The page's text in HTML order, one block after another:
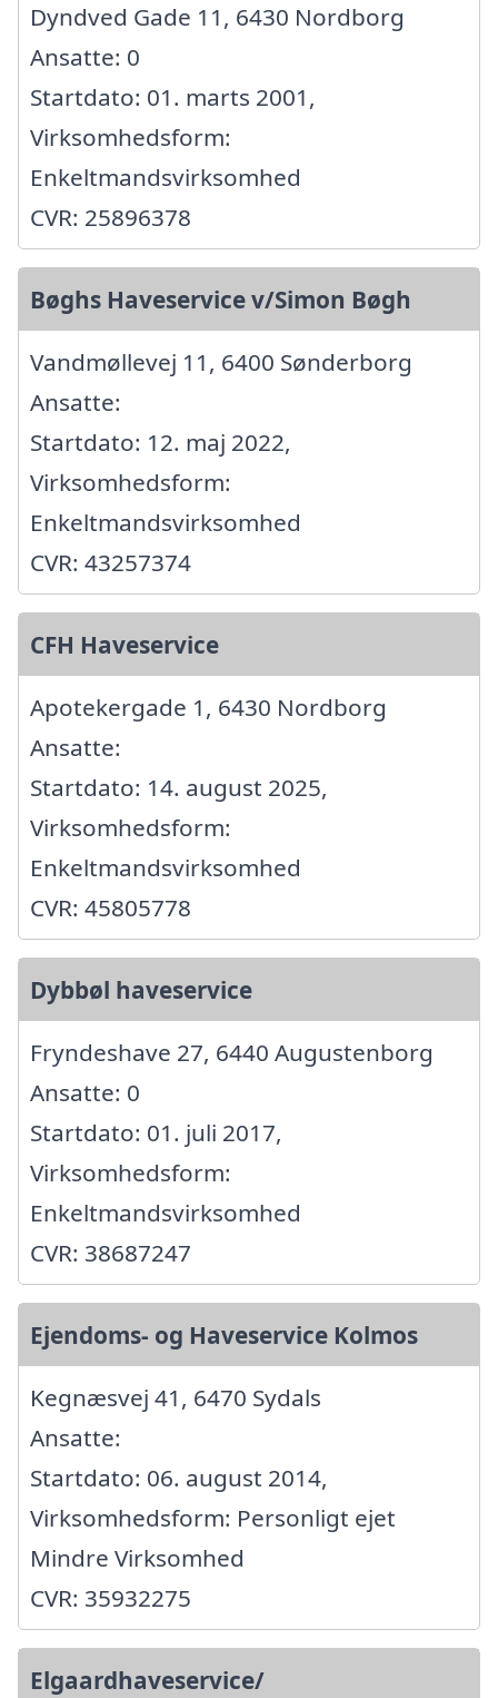
Dyndved Gade 11, 6430 Nordborg
Ansatte: 0
Startdato: 01. marts 2001,
Virksomhedsform:
Enkeltmandsvirksomhed
CVR: 25896378
Bøghs Haveservice v/Simon Bøgh
Vandmøllevej 11, 6400 Sønderborg
Ansatte:
Startdato: 12. maj 2022,
Virksomhedsform:
Enkeltmandsvirksomhed
CVR: 43257374
CFH Haveservice
Apotekergade 1, 6430 Nordborg
Ansatte:
Startdato: 14. august 2025,
Virksomhedsform:
Enkeltmandsvirksomhed
CVR: 45805778
Dybbøl haveservice
Fryndeshave 27, 6440 Augustenborg
Ansatte: 0
Startdato: 01. juli 2017,
Virksomhedsform:
Enkeltmandsvirksomhed
CVR: 38687247
Ejendoms- og Haveservice Kolmos
Kegnæsvej 41, 6470 Sydals
Ansatte:
Startdato: 06. august 2014,
Virksomhedsform: Personligt ejet
Mindre Virksomhed
CVR: 35932275
Elgaardhaveservice/